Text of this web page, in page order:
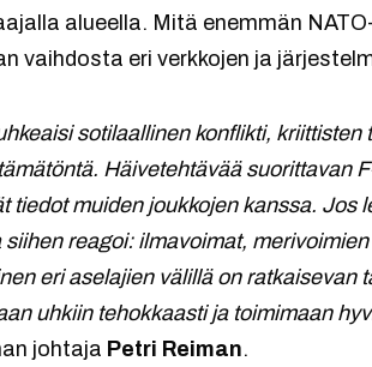
alueella. Mitä enemmän
vaihdosta eri verkkojen ja
sotilaallinen konflikti,
Häivetehtävää suorittavan
tiedot muiden joukkojen kanssa. Jos
reagoi: ilmavoimat,
eri aselajien välillä on ratkaisevan
uhkiin tehokkaasti ja toimimaan
johtaja Petri Reiman.